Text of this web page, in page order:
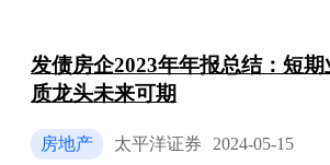
发债房企2023年年报总结：短
质龙头未来可期
房地产 太平洋证券 2024-05-15